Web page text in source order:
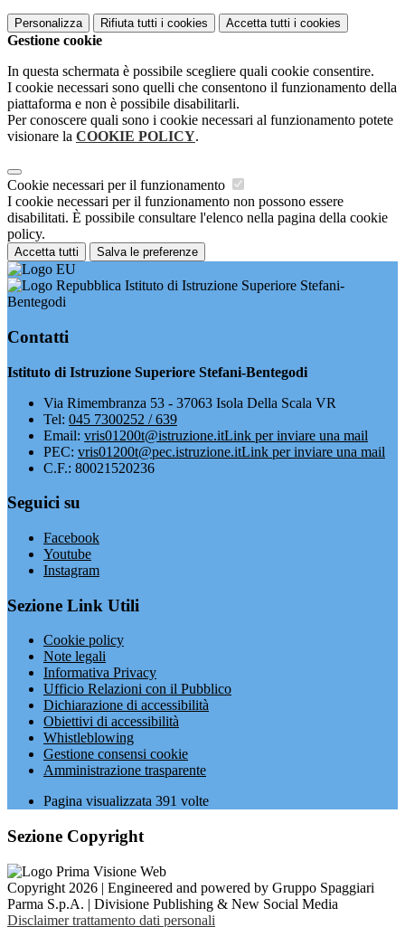
Personalizza Rifiuta tutti i cookies Accetta tutti i cookies
Gestione cookie
In questa schermata è possibile scegliere quali cookie consentire.
I cookie necessari sono quelli che consentono il funzionamento della
piattaforma e non è possibile disabilitarli.
Per conoscere quali sono i cookie necessari al funzionamento potete
visionare la COOKIE POLICY.
Cookie necessari per il funzionamento
I cookie necessari per il funzionamento non possono essere
disabilitati. È possibile consultare l'elenco nella pagina della cookie
policy.
Accetta tutti Salva le preferenze
Istituto di Istruzione Superiore Stefani-
Bentegodi
Contatti
Istituto di Istruzione Superiore Stefani-Bentegodi
Via Rimembranza 53 - 37063 Isola Della Scala VR
Tel: 045 7300252 / 639
Email: vris01200t@istruzione.itLink per inviare una mail
PEC: vris01200t@pec.istruzione.itLink per inviare una mail
C.F.: 80021520236
Seguici su
Facebook
Youtube
Instagram
Sezione Link Utili
Cookie policy
Note legali
Informativa Privacy
Ufficio Relazioni con il Pubblico
Dichiarazione di accessibilità
Obiettivi di accessibilità
Whistleblowing
Gestione consensi cookie
Amministrazione trasparente
Pagina visualizzata 391 volte
Sezione Copyright
Copyright 2026 | Engineered and powered by Gruppo Spaggiari
Parma S.p.A. | Divisione Publishing & New Social Media
Disclaimer trattamento dati personali